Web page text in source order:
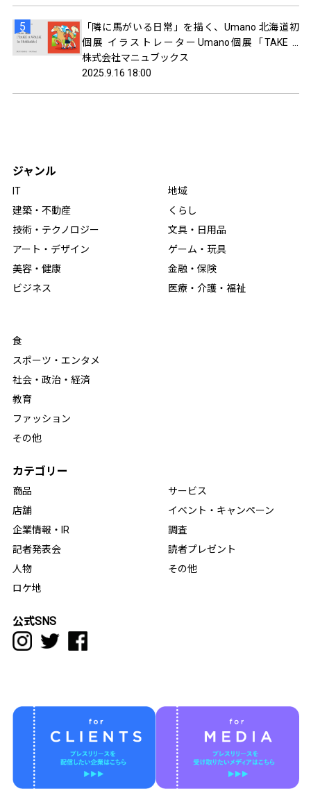
「隣に馬がいる日常」を描く、Umano 北海道初
個展 イラストレーターUmano個展「TAKE A
WALK in Hokkaido」を開催
株式会社マニュブックス
2025.9.16 18:00
ジャンル
IT
建築・不動産
技術・テクノロジー
アート・デザイン
美容・健康
ビジネス
地域
くらし
文具・日用品
ゲーム・玩具
金融・保険
医療・介護・福祉
食
スポーツ・エンタメ
社会・政治・経済
教育
ファッション
その他
カテゴリー
商品
店舗
企業情報・IR
記者発表会
人物
ロケ地
サービス
イベント・キャンペーン
調査
読者プレゼント
その他
公式SNS